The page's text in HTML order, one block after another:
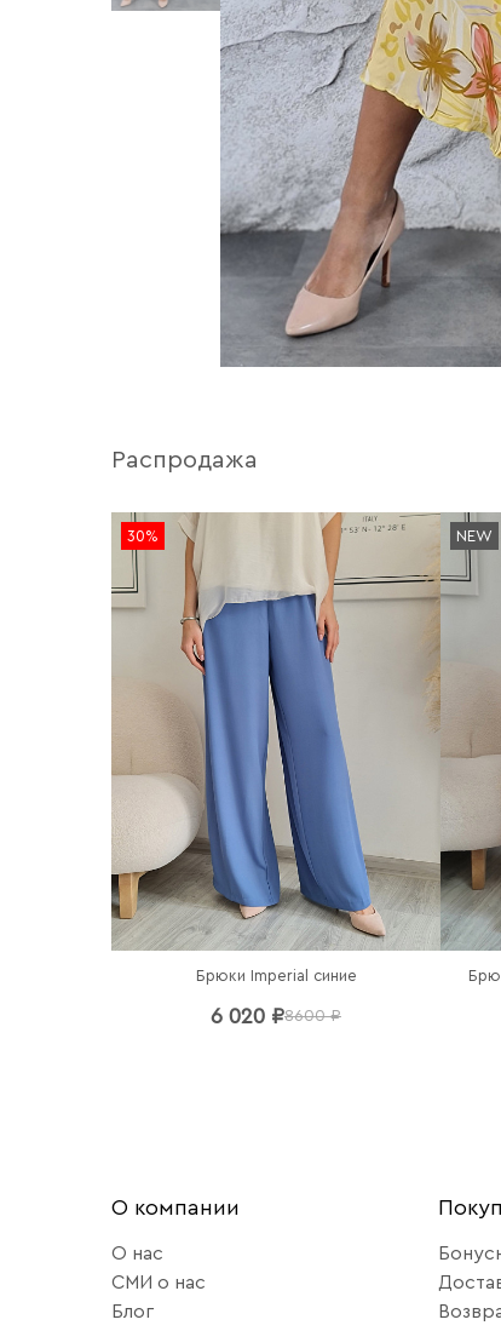
Распродажа
30%
Брюки Imperial синие
6 020 ₽8600 ₽
NEW
О компании
О нас
СМИ о нас
Блог